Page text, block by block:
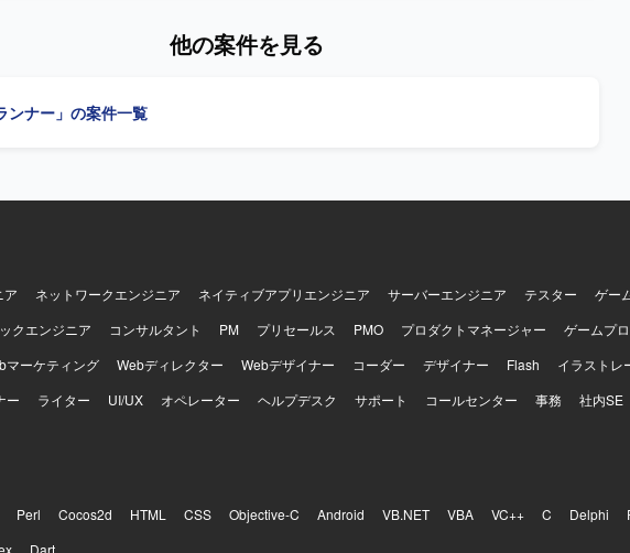
とも連携してサービスの価値向上に貢献していただけます。 【開発環境】 言
レームワークはSpring Boot 3を利用しております。データベースはPolarDBを使
像】 クライアントの要望を整理し提案・説明できる方を求めています。社内外の
営において、KPI分析から施策立案、クライアントへの提案まで一連のプロセスに
を進めていただきます。
他の案件を見る
ンナー」の案件一覧
ア ネットワークエンジニア ネイティブアプリエンジニア サーバーエンジニア テスター ゲー
クエンジニア
コンサルタント PM プリセールス PMO プロダクトマネージャー ゲームプ
マーケティング
Webディレクター Webデザイナー コーダー デザイナー Flash イラストレ
ー
ライター UI/UX オペレーター ヘルプデスク サポート コールセンター 事務 社内SE
Perl Cocos2d HTML CSS Objective-C Android VB.NET VBA VC++ C Delphi
Dart